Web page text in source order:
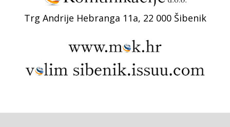
Trg Andrije Hebranga 11a, 22 000 Šibenik